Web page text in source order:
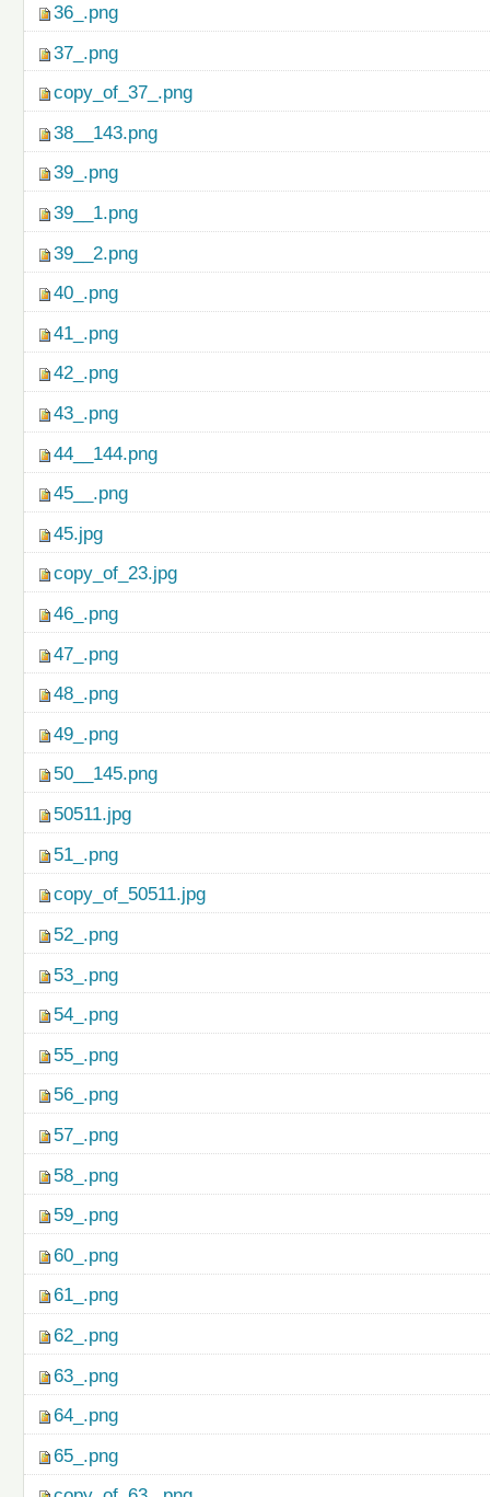
36_.png
37_.png
copy_of_37_.png
38__143.png
39_.png
39__1.png
39__2.png
40_.png
41_.png
42_.png
43_.png
44__144.png
45__.png
45.jpg
copy_of_23.jpg
46_.png
47_.png
48_.png
49_.png
50__145.png
50511.jpg
51_.png
copy_of_50511.jpg
52_.png
53_.png
54_.png
55_.png
56_.png
57_.png
58_.png
59_.png
60_.png
61_.png
62_.png
63_.png
64_.png
65_.png